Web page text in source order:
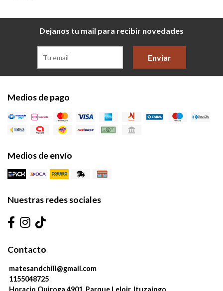
Dejanos tu mail para recibir novedades
Enviar
Medios de pago
Medios de envío
Nuestras redes sociales
Contacto
matesandchill@gmail.com
1155048725
Horacio Quiroga 4901, Parque Leloir, Ituzaingo.